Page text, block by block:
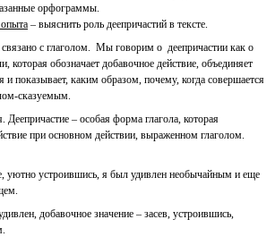
орфограммы.
– выяснить роль деепричастий в тексте.
связано с глаголом. Мы говорим о деепричастии как о
которая обозначает добавочное действие, объединяет
и показывает, каким образом, почему, когда совершается
сказуемым.
Деепричастие – особая форма глагола, которая
при основном действии, выраженном глаголом.
уютно устроившись, я был удивлен необычайным и еще
добавочное значение – засев, устроившись,